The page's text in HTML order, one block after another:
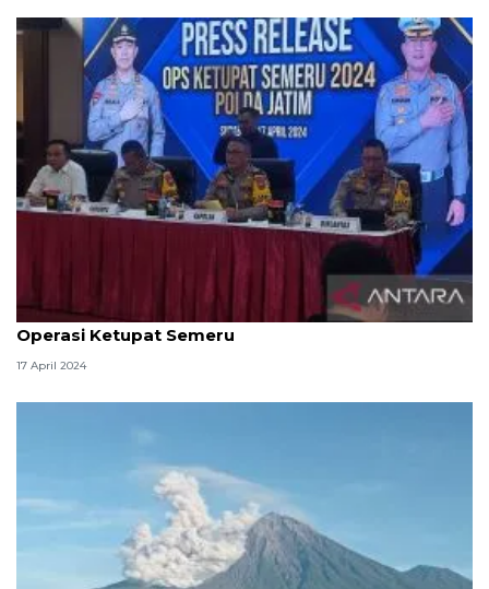
Polda Jatim catat penurunan laka lantas selama
Operasi Ketupat Semeru
17 April 2024